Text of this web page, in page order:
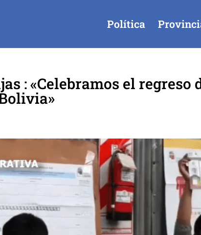
Política
: «Celebramos el regreso